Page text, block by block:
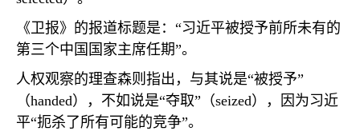
《卫报》的报道标题是：“习近平被授予前所未有的
第三个中国国家主席任期”。
人权观察的理查森则指出，与其说是“被授予”
（handed），不如说是“夺取”（seized），因为习近
平“扼杀了所有可能的竞争”。